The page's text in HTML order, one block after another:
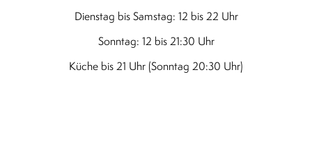
Dienstag bis Samstag: 12 bis 22 Uhr
Sonntag: 12 bis 21:30 Uhr
Küche bis 21 Uhr (Sonntag 20:30 Uhr)